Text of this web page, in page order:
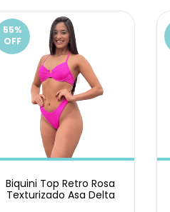
55%
OFF
Biquini Top Retro Rosa
Texturizado Asa Delta